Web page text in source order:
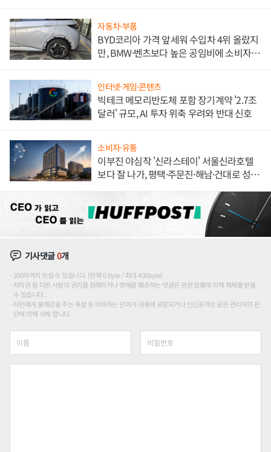
자동차·부품
BYD코리아 가격 앞세워 수입차 4위 올랐지
만, BMW·벤츠보다 높은 공임비에 소비자
인터넷·게임·콘텐츠
빅테크 메모리반도체 포함 장기계약 '2.7조
달러' 규모, AI 투자 위축 우려와 반대 신호
소비자·유통
이부진 야심작 '신라스테이' 서울신라호텔
보다 잘 나가, 평택·주문진·해남·건대로 성
기사댓글0개
200자까지 쓰실 수 있습니다. (현재 0 byte / 최대 400byte)
저작권 등 다른 사람의 권리를 침해하거나 명예를 훼손하는 댓글은 관련 법률에 의해 제재를 받을
수 있습니다.
타인에게 불쾌감을 주는 욕설 등 비하하는 단어가 내용에 포함되거나 인신공격성 글은 관리자의 판
단에 의해 삭제 합니다.